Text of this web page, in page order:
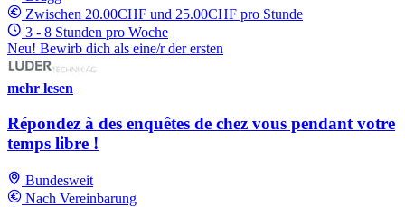
Zwischen 20.00CHF und 25.00CHF pro Stunde
3 - 8 Stunden pro Woche
Neu! Bewirb dich als eine/r der ersten
mehr lesen
Répondez à des enquêtes de chez vous pendant votre
temps libre !
Bundesweit
Nach Vereinbarung